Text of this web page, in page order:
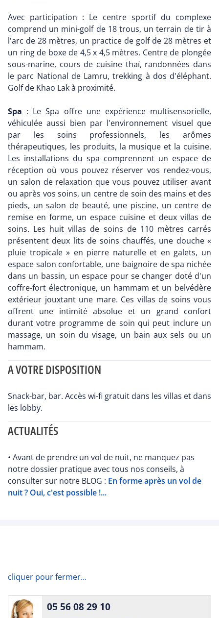
Avec participation : Le centre sportif du complexe
comprend un mini-golf de 18 trous, un terrain de tir à
l'arc de 28 mètres, un practice de golf de 28 mètres et
un ring de boxe de 4,5 x 4,5 mètres. Centre de plongée
sous-marine, cours de cuisine thaï, randonnées dans
le parc National de Lamru, trekking à dos d'éléphant.
Golf de Khao Lak à proximité.
Spa : Le Spa offre une expérience multisensorielle,
véhiculée aussi bien par l'environnement visuel que
par les soins professionnels, les arômes
thérapeutiques, les produits, la musique et la cuisine.
Les installations du spa comprennent un espace de
réception où vous pouvez réserver vos rendez-vous,
un salon de relaxation que vous pouvez utiliser avant
ou après vos soins, un centre de soin des mains et des
pieds, un salon de beauté, une piscine, un centre de
remise en forme, un espace cuisine et deux villas de
soins. Les huit villas de soins de 110 mètres carrés
présentent deux lits de soins chauffés, une douche «
pluie tropicale » en pierre naturelle et en galets, un
espace salon confortable, une baignoire de spa nichée
dans un bassin, un espace pour se changer doté d'un
coffre-fort électronique, un hammam et un belvédère
extérieur jouxtant une mare. Ces villas de soins vous
offrent une intimité absolue et un grand confort
durant votre programme de soin qui peut inclure un
massage, un soin du visage, un bain aux sels ou un
hammam.
A VOTRE DISPOSITION
Snack-bar, bar. Accès wi-fi gratuit dans les villas et dans
les lobby.
ACTUALITÉS
• Avant de prendre un vol de nuit, ne manquez pas
notre dossier pratique avec tous nos conseils, à
consulter sur notre BLOG : En forme après un vol de
nuit ? Oui, c'est possible !...
cliquer pour fermer...
05 56 08 29 10